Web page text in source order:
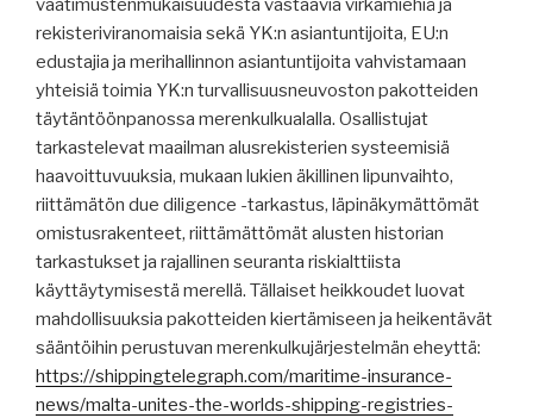
vaatimustenmukaisuudesta vastaavia virkamiehiä ja
rekisteriviranomaisia ​​sekä YK:n asiantuntijoita, EU:n
edustajia ja merihallinnon asiantuntijoita vahvistamaan
yhteisiä toimia YK:n turvallisuusneuvoston pakotteiden
täytäntöönpanossa merenkulkualalla. Osallistujat
tarkastelevat maailman alusrekisterien systeemisiä
haavoittuvuuksia, mukaan lukien äkillinen lipunvaihto,
riittämätön due diligence -tarkastus, läpinäkymättömät
omistusrakenteet, riittämättömät alusten historian
tarkastukset ja rajallinen seuranta riskialttiista
käyttäytymisestä merellä. Tällaiset heikkoudet luovat
mahdollisuuksia pakotteiden kiertämiseen ja heikentävät
sääntöihin perustuvan merenkulkujärjestelmän eheyttä:
https://shippingtelegraph.com/maritime-insurance-
news/malta-unites-the-worlds-shipping-registries-